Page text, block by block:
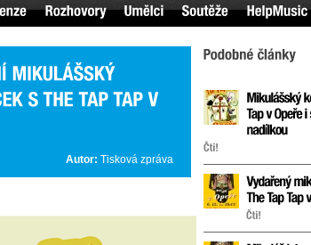
Autor: Tisková zpráva